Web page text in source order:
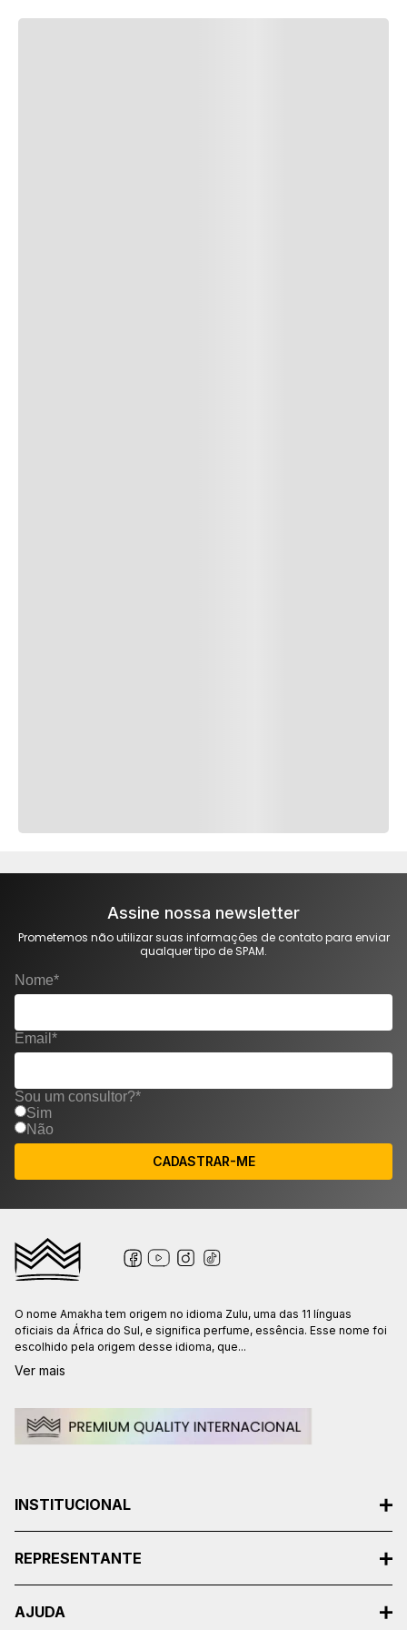
Assine nossa newsletter
Prometemos não utilizar suas informações de contato para enviar
qualquer tipo de SPAM.
Nome*
Email*
Sou um consultor?*
Sim
Não
CADASTRAR-ME
O nome Amakha tem origem no idioma Zulu, uma das 11 línguas
oficiais da África do Sul, e significa perfume, essência. Esse nome foi
escolhido pela origem desse idioma, que...
Ver mais
INSTITUCIONAL
REPRESENTANTE
AJUDA